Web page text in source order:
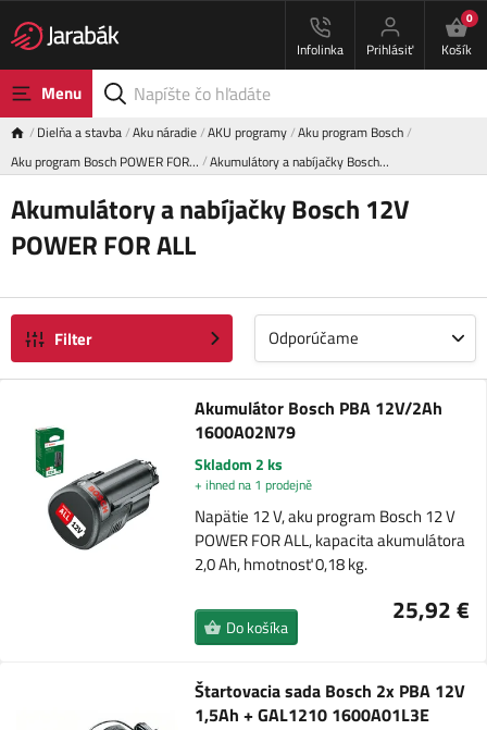
Infolinka Prihlásiť
0
Košík
Menu
Dielňa a stavba Aku náradie AKU programy Aku program Bosch
Aku program Bosch POWER FOR… Akumulátory a nabíjačky Bosch…
Akumulátory a nabíjačky Bosch 12V
POWER FOR ALL
Filter Odporúčame
Akumulátor Bosch PBA 12V/2Ah
1600A02N79
Skladom 2 ks
+ ihned na 1 prodejně
Napätie 12 V, aku program Bosch 12 V
POWER FOR ALL, kapacita akumulátora
2,0 Ah, hmotnosť 0,18 kg.
25,92 €
Do košíka
Štartovacia sada Bosch 2x PBA 12V
1,5Ah + GAL1210 1600A01L3E